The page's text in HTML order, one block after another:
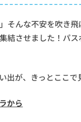
そんな不安を吹き
結させました！パ
出が、きっとここで
から